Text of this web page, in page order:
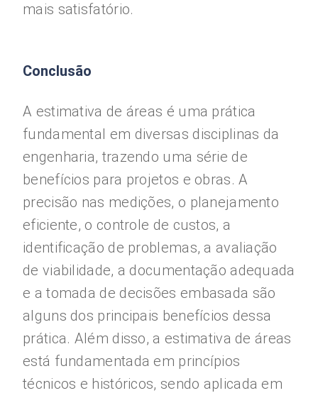
mais satisfatório.
Conclusão
A estimativa de áreas é uma prática
fundamental em diversas disciplinas da
engenharia, trazendo uma série de
benefícios para projetos e obras. A
precisão nas medições, o planejamento
eficiente, o controle de custos, a
identificação de problemas, a avaliação
de viabilidade, a documentação adequada
e a tomada de decisões embasada são
alguns dos principais benefícios dessa
prática. Além disso, a estimativa de áreas
está fundamentada em princípios
técnicos e históricos, sendo aplicada em